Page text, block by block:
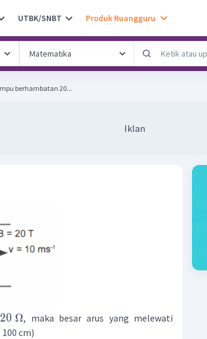
UTBK/SNBT Produk Ruangguru
Jika lampu berhambatan 20...
Iklan
20 Ω, maka besar arus yang melewati
cm)